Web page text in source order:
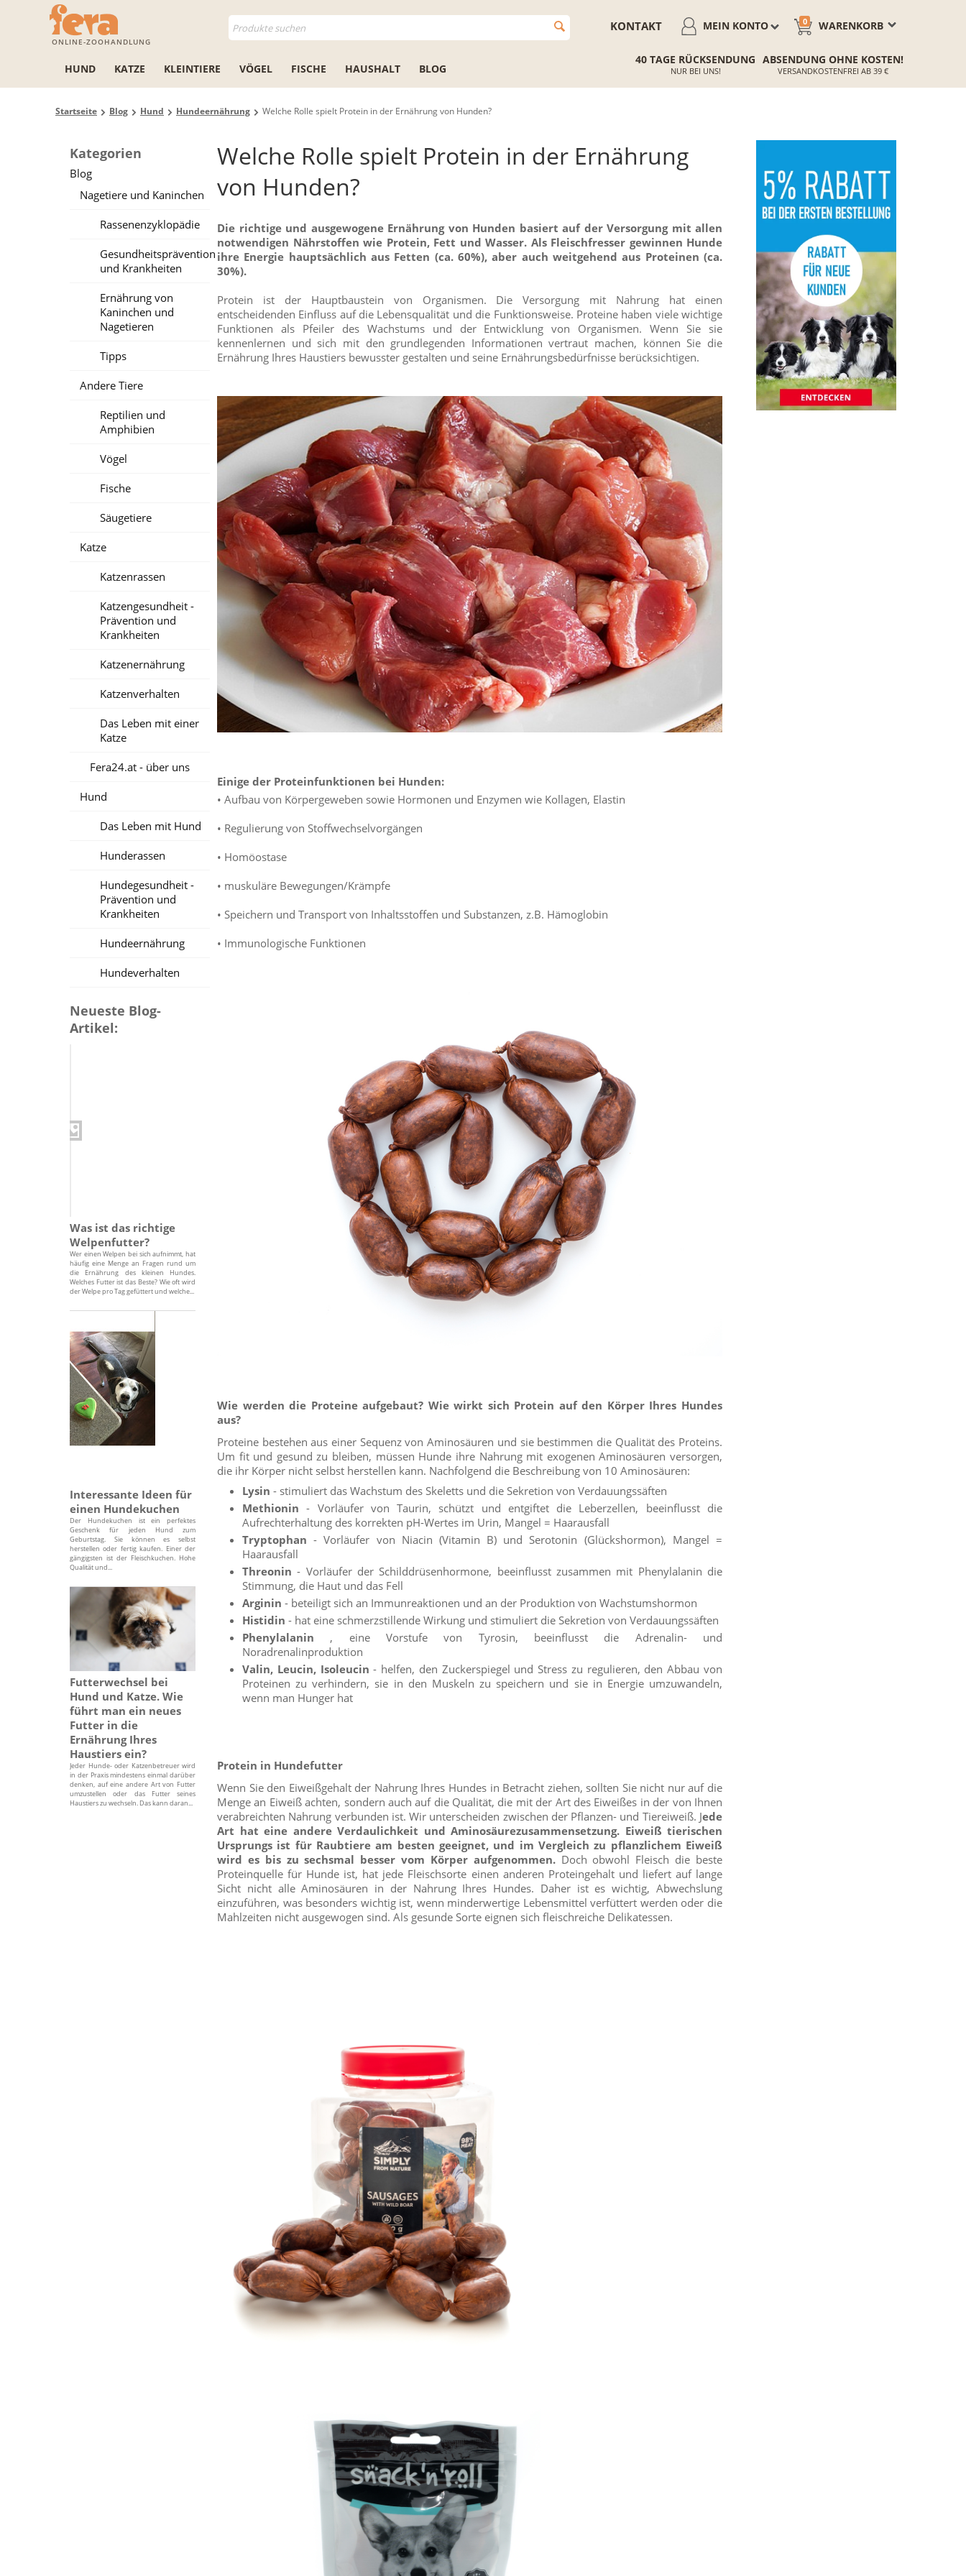
ONLINE-ZOOHANDLUNG
WARENKORB
0
MEIN KONTO
KONTAKT
HUND KATZE KLEINTIERE VÖGEL FISCHE HAUSHALT BLOG
40 TAGE RÜCKSENDUNG
NUR BEI UNS!
ABSENDUNG OHNE KOSTEN!
VERSANDKOSTENFREI AB 39 €
Startseite Blog Hund Hundeernährung Welche Rolle spielt Protein in der Ernährung von Hunden?
Kategorien
Blog
Nagetiere und Kaninchen
Rassenenzyklopädie
Gesundheitsprävention
und Krankheiten
Ernährung von
Kaninchen und
Nagetieren
Tipps
Andere Tiere
Reptilien und
Amphibien
Vögel
Fische
Säugetiere
Katze
Katzenrassen
Katzengesundheit -
Prävention und
Krankheiten
Katzenernährung
Katzenverhalten
Das Leben mit einer
Katze
Fera24.at - über uns
Hund
Das Leben mit Hund
Hunderassen
Hundegesundheit -
Prävention und
Krankheiten
Hundeernährung
Hundeverhalten
Neueste Blog-
Artikel:
Was ist das richtige
Welpenfutter?
Wer einen Welpen bei sich aufnimmt, hat
häufig eine Menge an Fragen rund um
die Ernährung des kleinen Hundes.
Welches Futter ist das Beste? Wie oft wird
der Welpe pro Tag gefüttert und welche...
Interessante Ideen für
einen Hundekuchen
Der Hundekuchen ist ein perfektes
Geschenk für jeden Hund zum
Geburtstag. Sie können es selbst
herstellen oder fertig kaufen. Einer der
gängigsten ist der Fleischkuchen. Hohe
Qualität und...
Futterwechsel bei
Hund und Katze. Wie
führt man ein neues
Futter in die
Ernährung Ihres
Haustiers ein?
Jeder Hunde- oder Katzenbetreuer wird
in der Praxis mindestens einmal darüber
denken, auf eine andere Art von Futter
umzustellen oder das Futter seines
Haustiers zu wechseln. Das kann daran...
Welche Rolle spielt Protein in der Ernährung
von Hunden?
Die richtige und ausgewogene Ernährung von Hunden basiert auf der Versorgung mit allen
notwendigen Nährstoffen wie Protein, Fett und Wasser. Als Fleischfresser gewinnen Hunde
ihre Energie hauptsächlich aus Fetten (ca. 60%), aber auch weitgehend aus Proteinen (ca.
30%).
Protein ist der Hauptbaustein von Organismen. Die Versorgung mit Nahrung hat einen
entscheidenden Einfluss auf die Lebensqualität und die Funktionsweise. Proteine haben viele wichtige
Funktionen als Pfeiler des Wachstums und der Entwicklung von Organismen. Wenn Sie sie
kennenlernen und sich mit den grundlegenden Informationen vertraut machen, können Sie die
Ernährung Ihres Haustiers bewusster gestalten und seine Ernährungsbedürfnisse berücksichtigen.
Einige der Proteinfunktionen bei Hunden:
• Aufbau von Körpergeweben sowie Hormonen und Enzymen wie Kollagen, Elastin
• Regulierung von Stoffwechselvorgängen
• Homöostase
• muskuläre Bewegungen/Krämpfe
• Speichern und Transport von Inhaltsstoffen und Substanzen, z.B. Hämoglobin
• Immunologische Funktionen
Wie werden die Proteine aufgebaut? Wie wirkt sich Protein auf den Körper Ihres Hundes
aus?
Proteine bestehen aus einer Sequenz von Aminosäuren und sie bestimmen die Qualität des Proteins.
Um fit und gesund zu bleiben, müssen Hunde ihre Nahrung mit exogenen Aminosäuren versorgen,
die ihr Körper nicht selbst herstellen kann. Nachfolgend die Beschreibung von 10 Aminosäuren:
Lysin - stimuliert das Wachstum des Skeletts und die Sekretion von Verdauungssäften
Methionin - Vorläufer von Taurin, schützt und entgiftet die Leberzellen, beeinflusst die
Aufrechterhaltung des korrekten pH-Wertes im Urin, Mangel = Haarausfall
Tryptophan - Vorläufer von Niacin (Vitamin B) und Serotonin (Glückshormon), Mangel =
Haarausfall
Threonin - Vorläufer der Schilddrüsenhormone, beeinflusst zusammen mit Phenylalanin die
Stimmung, die Haut und das Fell
Arginin - beteiligt sich an Immunreaktionen und an der Produktion von Wachstumshormon
Histidin - hat eine schmerzstillende Wirkung und stimuliert die Sekretion von Verdauungssäften
Phenylalanin , eine Vorstufe von Tyrosin, beeinflusst die Adrenalin- und
Noradrenalinproduktion
Valin, Leucin, Isoleucin - helfen, den Zuckerspiegel und Stress zu regulieren, den Abbau von
Proteinen zu verhindern, sie in den Muskeln zu speichern und sie in Energie umzuwandeln,
wenn man Hunger hat
Protein in Hundefutter
Wenn Sie den Eiweißgehalt der Nahrung Ihres Hundes in Betracht ziehen, sollten Sie nicht nur auf die
Menge an Eiweiß achten, sondern auch auf die Qualität, die mit der Art des Eiweißes in der von Ihnen
verabreichten Nahrung verbunden ist. Wir unterscheiden zwischen der Pflanzen- und Tiereiweiß. Jede
Art hat eine andere Verdaulichkeit und Aminosäurezusammensetzung. Eiweiß tierischen
Ursprungs ist für Raubtiere am besten geeignet, und im Vergleich zu pflanzlichem Eiweiß
wird es bis zu sechsmal besser vom Körper aufgenommen.Doch obwohl Fleisch die beste
Proteinquelle für Hunde ist, hat jede Fleischsorte einen anderen Proteingehalt und liefert auf lange
Sicht nicht alle Aminosäuren in der Nahrung Ihres Hundes. Daher ist es wichtig, Abwechslung
einzuführen, was besonders wichtig ist, wenn minderwertige Lebensmittel verfüttert werden oder die
Mahlzeiten nicht ausgewogen sind. Als gesunde Sorte eignen sich fleischreiche Delikatessen.